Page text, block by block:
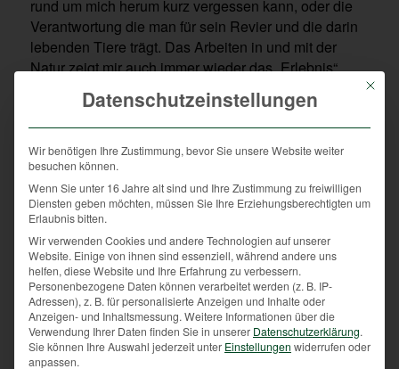
rund um mich herum kurz vergessen kann, oder die
Verantwortung die man für sein Revier und die darin
lebenden Tiere trägt. Das Arbeiten in und mit der
Natur zeigt mir auch immer wieder das „Erlebnis“
Natur aus einer ganz anderen Perspektive auf. Um
meine Eindrücke weiterzugeben blogge ich
regelmäßig, damit Sie die Jägerschaft besser kennen
lernen, Sie uns auf unseren Abenteuern digital
begleiten können.
Mein jagdliches Fachwissen ist im Bereich des
Niederwildes gelegen und all den damit verbundenen
Angelegenheiten. Von der Biotopverbesserung im
Revier über konkrete Hegemaßnahmen bis hin zu
Jagd auf Raubtiere. Weiters beschäftige ich mich mit
der Entwicklung der Jagd im gesellschaftlichen
Umfeld, aber auch welchen Stellenwert die Jagd in
Zukunft einnehmen wird, wie sie von der Gesellschaft
Mit
Datenschutzeinstellungen
Wir benötigen Ihre Zustimmung, bevor Sie unsere Website weiter
besuchen können.
Wenn Sie unter 16 Jahre alt sind und Ihre Zustimmung zu freiwilligen
Diensten geben möchten, müssen Sie Ihre Erziehungsberechtigten um
Erlaubnis bitten.
Wir verwenden Cookies und andere Technologien auf unserer
Website. Einige von ihnen sind essenziell, während andere uns
helfen, diese Website und Ihre Erfahrung zu verbessern.
Personenbezogene Daten können verarbeitet werden (z. B. IP-
Adressen), z. B. für personalisierte Anzeigen und Inhalte oder
Anzeigen- und Inhaltsmessung. Weitere Informationen über die
Verwendung Ihrer Daten finden Sie in unserer Datenschutzerklärung.
Sie können Ihre Auswahl jederzeit unter Einstellungen widerrufen oder
anpassen.